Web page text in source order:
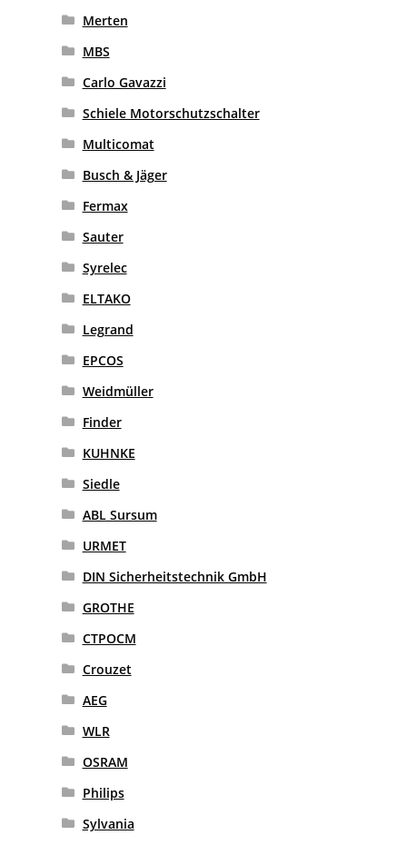
Merten
MBS
Carlo Gavazzi
Schiele Motorschutzschalter
Multicomat
Busch & Jäger
Fermax
Sauter
Syrelec
ELTAKO
Legrand
EPCOS
Weidmüller
Finder
KUHNKE
Siedle
ABL Sursum
URMET
DIN Sicherheitstechnik GmbH
GROTHE
CTPOCM
Crouzet
AEG
WLR
OSRAM
Philips
Sylvania